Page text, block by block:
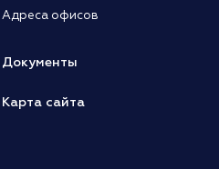
Адреса офисов
Документы
Карта сайта